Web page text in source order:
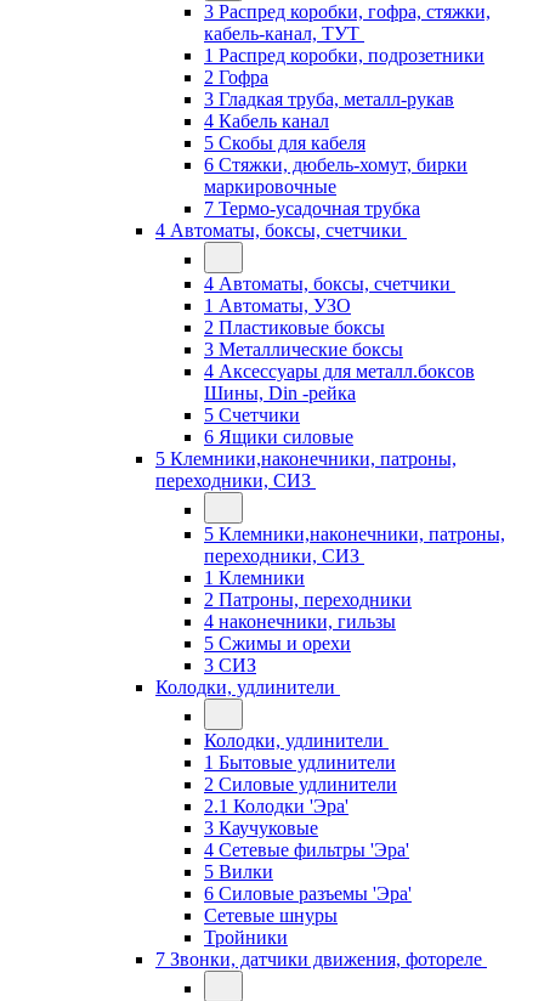
3 Распред коробки, гофра, стяжки,
кабель-канал, ТУТ
1 Распред коробки, подрозетники
2 Гофра
3 Гладкая труба, металл-рукав
4 Кабель канал
5 Скобы для кабеля
6 Стяжки, дюбель-хомут, бирки
маркировочные
7 Термо-усадочная трубка
4 Автоматы, боксы, счетчики
4 Автоматы, боксы, счетчики
1 Автоматы, УЗО
2 Пластиковые боксы
3 Металлические боксы
4 Аксессуары для металл.боксов
Шины, Din -рейка
5 Счетчики
6 Ящики силовые
5 Клемники,наконечники, патроны,
переходники, СИЗ
5 Клемники,наконечники, патроны,
переходники, СИЗ
1 Клемники
2 Патроны, переходники
4 наконечники, гильзы
5 Сжимы и орехи
3 СИЗ
Колодки, удлинители
Колодки, удлинители
1 Бытовые удлинители
2 Силовые удлинители
2.1 Колодки 'Эра'
3 Каучуковые
4 Сетевые фильтры 'Эра'
5 Вилки
6 Силовые разъемы 'Эра'
Сетевые шнуры
Тройники
7 Звонки, датчики движения, фотореле